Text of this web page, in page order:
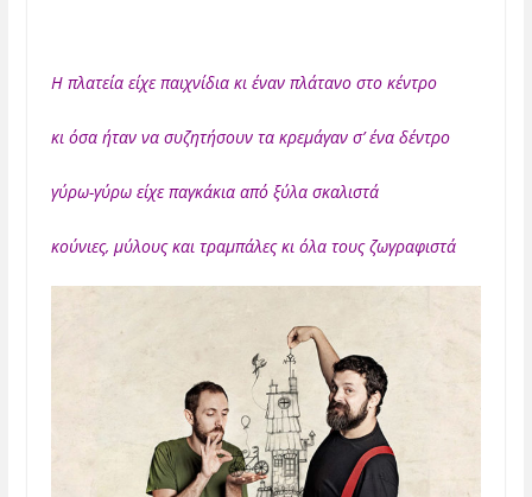
Η πλατεία είχε παιχνίδια κι έναν πλάτανο στο κέντρο
κι όσα ήταν να συζητήσουν τα κρεμάγαν σ’ ένα δέντρο
γύρω-γύρω είχε παγκάκια από ξύλα σκαλιστά
κούνιες, μύλους και τραμπάλες κι όλα τους ζωγραφιστά